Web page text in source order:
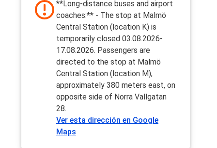
**Long-distance buses and airport
coaches:** - The stop at Malmö
Central Station (location K) is
temporarily closed 03.08.2026-
17.08.2026. Passengers are
directed to the stop at Malmö
Central Station (location M),
approximately 380 meters east, on
opposite side of Norra Vallgatan
28.
Ver esta dirección en Google
Maps